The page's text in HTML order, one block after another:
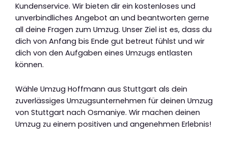
Kundenservice. Wir bieten dir ein kostenloses und
unverbindliches Angebot an und beantworten gerne
all deine Fragen zum Umzug. Unser Ziel ist es, dass du
dich von Anfang bis Ende gut betreut fühlst und wir
dich von den Aufgaben eines Umzugs entlasten
können.
Wähle Umzug Hoffmann aus Stuttgart als dein
zuverlässiges Umzugsunternehmen für deinen Umzug
von Stuttgart nach Osmaniye. Wir machen deinen
Umzug zu einem positiven und angenehmen Erlebnis!